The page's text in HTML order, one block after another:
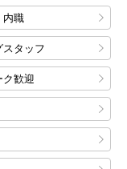
内職
タッフ
ク歓迎